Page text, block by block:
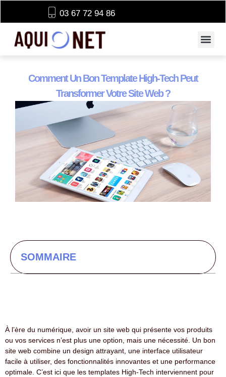
03 67 72 94 86
Comment Un Bon Template High-Tech Peut
Transformer Votre Site Web ?
SOMMAIRE
À l’ère du numérique, avoir un site web qui présente vos produits
ou vos services n’est plus une option, mais une nécessité. Un bon
site web combine un design attrayant, une interface utilisateur
facile à utiliser, des fonctionnalités innovantes et une performance
optimale. C’est ici que les templates High-Tech interviennent pour